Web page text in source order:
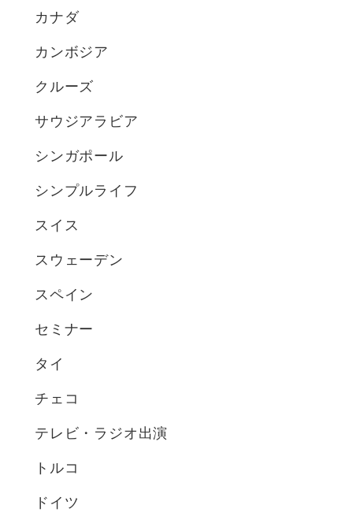
カナダ
カンボジア
クルーズ
サウジアラビア
シンガポール
シンプルライフ
スイス
スウェーデン
スペイン
セミナー
タイ
チェコ
テレビ・ラジオ出演
トルコ
ドイツ